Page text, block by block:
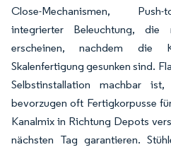
Close-Mechanismen, Push-
integrierter Beleuchtung,
erscheinen, nachdem die
Skalenfertigung gesunken sind.
Selbstinstallation machbar ist,
bevorzugen oft Fertigkorpusse
Kanalmix in Richtung Depots
nächsten Tag garantieren.